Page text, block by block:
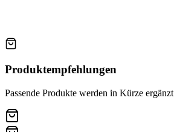
Produktempfehlungen
Passende Produkte werden in Kürze ergänzt